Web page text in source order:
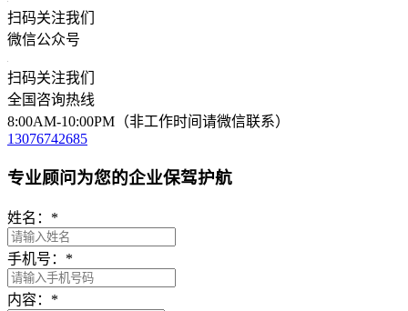
扫码关注我们
微信公众号
扫码关注我们
全国咨询热线
8:00AM-10:00PM（非工作时间请微信联系）
13076742685
专业顾问为您的企业保驾护航
姓名： *
手机号： *
内容： *